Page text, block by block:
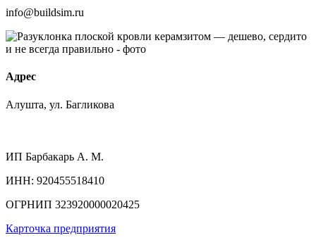
info@buildsim.ru
Адрес
Алушта, ул. Багликова
ИП Барбакарь А. М.
ИНН: 920455518410
ОГРНИП 323920000020425
Карточка предприятия